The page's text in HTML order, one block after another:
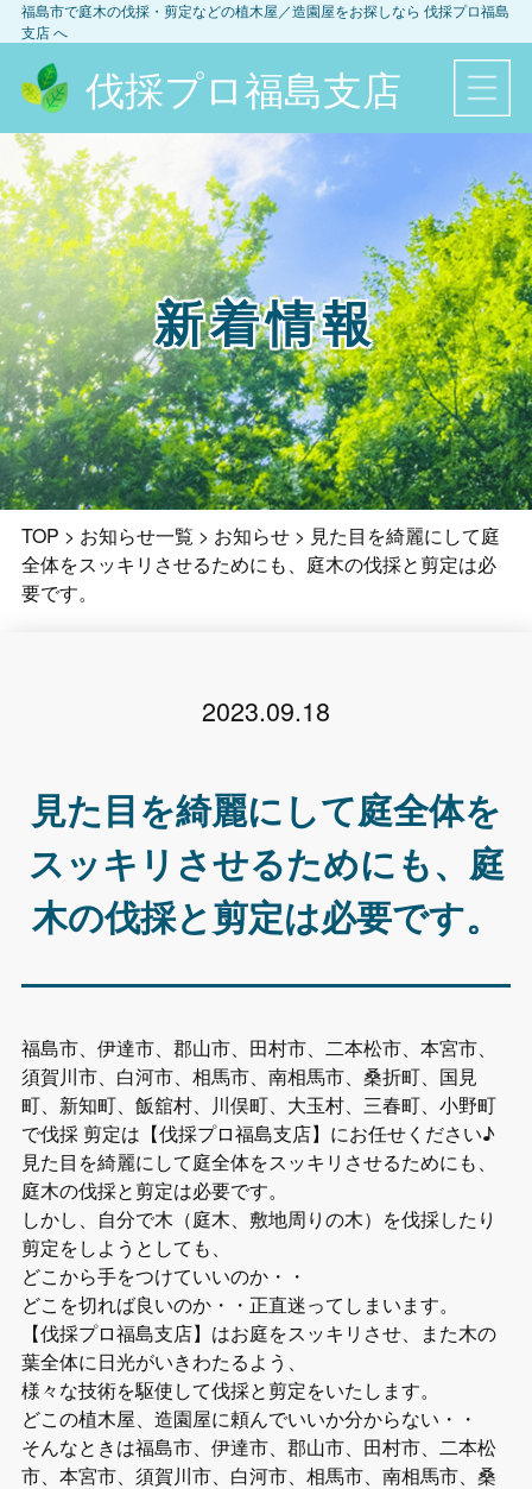
福島市で庭木の伐採・剪定などの植木屋／造園屋をお探しなら 伐採プロ福島
支店へ
伐採プロ福島支店
新着情報
TOP > お知らせ一覧 > お知らせ> 見た目を綺麗にして庭
全体をスッキリさせるためにも、庭木の伐採と剪定は必
要です。
2023.09.18
見た目を綺麗にして庭全体を
スッキリさせるためにも、庭
木の伐採と剪定は必要です。
福島市、伊達市、郡山市、田村市、二本松市、本宮市、
須賀川市、白河市、相馬市、南相馬市、桑折町、国見
町、新知町、飯舘村、川俣町、大玉村、三春町、小野町
で伐採 剪定は【伐採プロ福島支店】にお任せください♪
見た目を綺麗にして庭全体をスッキリさせるためにも、
庭木の伐採と剪定は必要です。
しかし、自分で木（庭木、敷地周りの木）を伐採したり
剪定をしようとしても、
どこから手をつけていいのか・・
どこを切れば良いのか・・正直迷ってしまいます。
【伐採プロ福島支店】はお庭をスッキリさせ、また木の
葉全体に日光がいきわたるよう、
様々な技術を駆使して伐採と剪定をいたします。
どこの植木屋、造園屋に頼んでいいか分からない・・
そんなときは福島市、伊達市、郡山市、田村市、二本松
市、本宮市、須賀川市、白河市、相馬市、南相馬市、桑